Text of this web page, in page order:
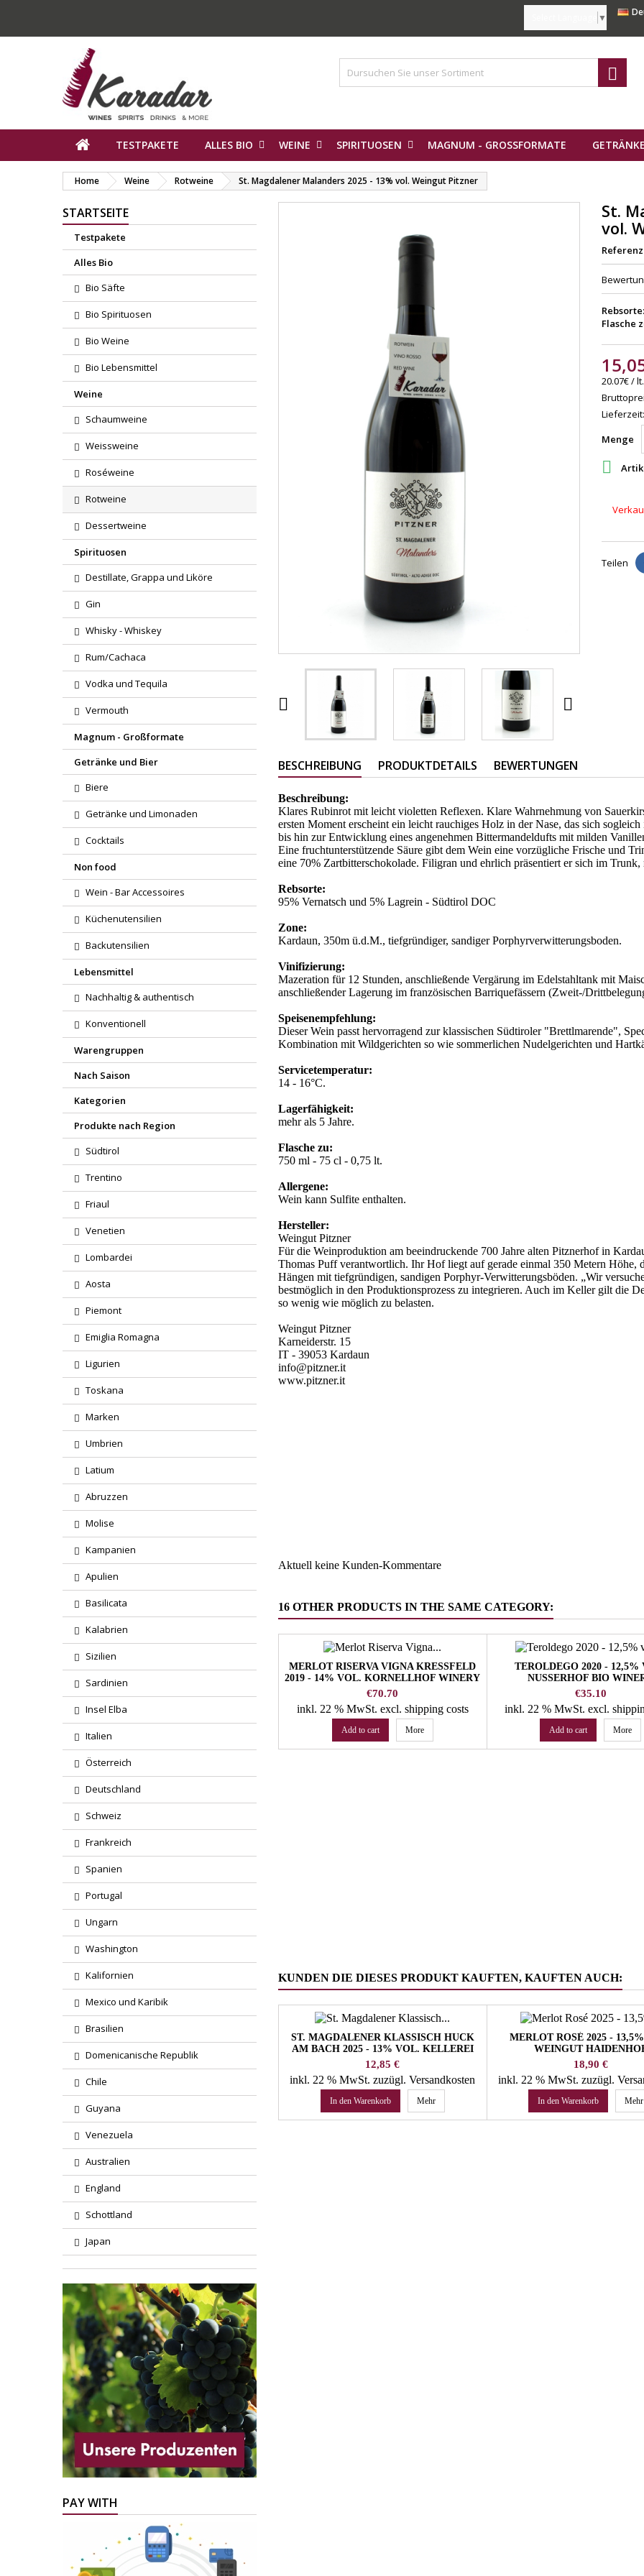
▼

TESTPAKETE ALLES BIO WEINE SPIRITUOSEN MAGNUM - GROSSFORMATE
Home Weine Rotweine St. Magdalener Malanders 2025 - 13% vol. Weingut Pitzner
STARTSEITE
Testpakete
Alles Bio
Bio Säfte
Bio Spirituosen
Bio Weine
Bio Lebensmittel
Weine
Schaumweine
Weissweine
Roséweine
Rotweine
Dessertweine
Spirituosen
Destillate, Grappa und Liköre
Gin
Whisky - Whiskey
Rum/Cachaca
Vodka und Tequila
Vermouth
Magnum - Großformate
Getränke und Bier
Biere
Getränke und Limonaden
Cocktails
Non food
Wein - Bar Accessoires
Küchenutensilien
Backutensilien
Lebensmittel
Nachhaltig & authentisch
Konventionell
Warengruppen
Nach Saison
Kategorien
Produkte nach Region
Südtirol
Trentino
Friaul
Venetien
Lombardei
Aosta
Piemont
Emiglia Romagna
Ligurien
Toskana
Marken
Umbrien
Latium
Abruzzen
Molise
Kampanien
Apulien
Basilicata
Kalabrien
Sizilien
Sardinien
Insel Elba
Italien
Österreich
Deutschland
Schweiz
Frankreich
Spanien
Portugal
Ungarn
Washington
Kalifornien
Mexico und Karibik
Brasilien
Domenicanische Republik
Chile
Guyana
Venezuela
Australien
England
Schottland
Japan
PAY WITH
 
St.
vol.
Referenz
Rebsorte:
Flasche
20.07€ / lt.
Menge

Teilen
BESCHREIBUNG PRODUKTDETAILS BEWERTUNGEN
Beschreibung:
Klares Rubinrot mit leicht violetten Reflexen. Klare Wahrnehmung von
ersten Moment erscheint ein leicht rauchiges Holz in der Nase, das sich
bis hin zur Entwicklung eines angenehmen Bittermandeldufts mit milden
Eine fruchtunterstützende Säure gibt dem Wein eine vorzügliche Frische und
eine 70% Zartbitterschokolade. Filigran und ehrlich präsentiert er sich im
Rebsorte:
95% Vernatsch und 5% Lagrein - Südtirol DOC
Zone:
Kardaun, 350m ü.d.M., tiefgründiger, sandiger Porphyrverwitterungsboden.
Vinifizierung:
Mazeration für 12 Stunden, anschließende Vergärung im Edelstahltank mit
anschließender Lagerung im französischen Barriquefässern (Zweit-/
Speisenempfehlung:
Dieser Wein passt hervorragend zur klassischen Südtiroler "Brettlmarende",
Kombination mit Wildgerichten so wie sommerlichen Nudelgerichten und
Servicetemperatur:
14 - 16°C.
Lagerfähigkeit:
mehr als 5 Jahre.
Flasche zu:
750 ml - 75 cl - 0,75 lt.
Allergene:
Wein kann Sulfite enthalten.
Hersteller:
Weingut Pitzner
Für die Weinproduktion am beeindruckende 700 Jahre alten Pitznerhof in
Thomas Puff verantwortlich. Ihr Hof liegt auf gerade einmal 350 Metern Höhe,
Hängen mit tiefgründigen, sandigen Porphyr-Verwitterungsböden. „Wir
bestmöglich in den Produktionsprozess zu integrieren. Auch im Keller gilt die
so wenig wie möglich zu belasten.
Weingut Pitzner
Karneiderstr. 15
IT - 39053 Kardaun
info@pitzner.it
www.pitzner.it
Aktuell keine Kunden-Kommentare
16 OTHER PRODUCTS IN THE SAME CATEGORY:
MERLOT RISERVA VIGNA KRESSFELD
2019 - 14% VOL. KORNELLHOF WINERY
Price
€70.70
inkl. 22 % MwSt. excl. shipping costs
Add to cart More
TEROLDEGO 2020 - 12,5%
NUSSERHOF BIO
Price
€35.10
inkl. 22 % MwSt.excl.
Add to cart More
KUNDEN DIE DIESES PRODUKT KAUFTEN, KAUFTEN AUCH:
ST. MAGDALENER KLASSISCH HUCK
AM BACH 2025 - 13% VOL. KELLEREI
BOZEN
Preis
12,85 €
inkl. 22 % MwSt.zuzügl. Versandkosten
In den Warenkorb Mehr
MERLOT ROSÉ 2025 -
WEINGUT
Preis
18,90 €
inkl. 22 % MwSt. zuzügl.
In den Warenkorb Mehr